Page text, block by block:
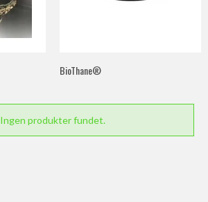
BioThane®
Ingen produkter fundet.